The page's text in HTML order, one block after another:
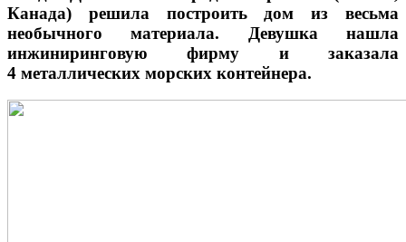
Канада) решила построить дом из весьма
необычного материала. Девушка нашла
инжиниринговую фирму и заказала
4 металлических морских контейнера.